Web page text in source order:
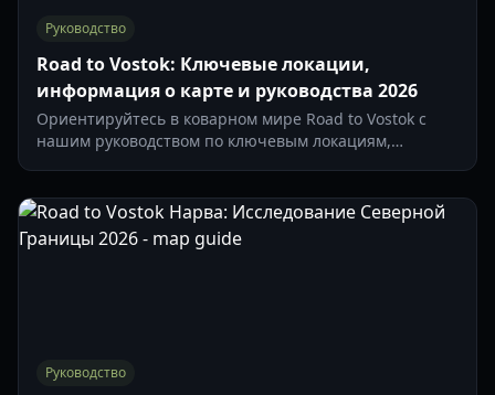
Руководство
Road to Vostok: Ключевые локации,
информация о карте и руководства 2026
Ориентируйтесь в коварном мире Road to Vostok с
нашим руководством по ключевым локациям,
защищайте свою добычу.
Руководство